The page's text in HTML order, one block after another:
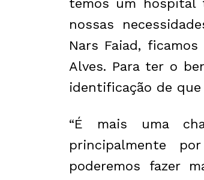
temos um hospital
nossas
Nars Faiad,
Alves. Para ter o
identificação de que
“É mais uma
principalmente
poderemos fazer